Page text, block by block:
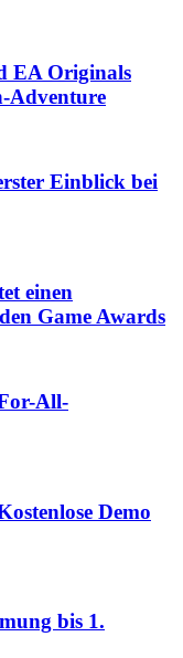
EA Originals
Adventure
Einblick bei
einen
Game Awards
All-
Demo
bis 1.